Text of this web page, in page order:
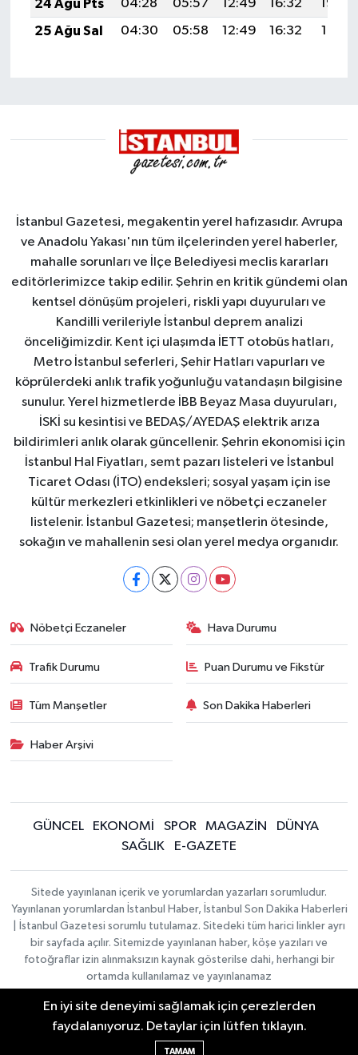
24 Ağu Pts
04:28 05:57 12:49 16:32
19:32
25 Ağu Sal
04:30 05:58 12:49 16:32 19:31
İstanbul Gazetesi, megakentin yerel hafızasıdır. Avrupa
ve Anadolu Yakası'nın tüm ilçelerinden yerel haberler,
mahalle sorunları ve İlçe Belediyesi meclis kararları
editörlerimizce takip edilir. Şehrin en kritik gündemi olan
kentsel dönüşüm projeleri, riskli yapı duyuruları ve
Kandilli verileriyle İstanbul deprem analizi
önceliğimizdir. Kent içi ulaşımda İETT otobüs hatları,
Metro İstanbul seferleri, Şehir Hatları vapurları ve
köprülerdeki anlık trafik yoğunluğu vatandaşın bilgisine
sunulur. Yerel hizmetlerde İBB Beyaz Masa duyuruları,
İSKİ su kesintisi ve BEDAŞ/AYEDAŞ elektrik arıza
bildirimleri anlık olarak güncellenir. Şehrin ekonomisi için
İstanbul Hal Fiyatları, semt pazarı listeleri ve İstanbul
Ticaret Odası (İTO) endeksleri; sosyal yaşam için ise
kültür merkezleri etkinlikleri ve nöbetçi eczaneler
listelenir. İstanbul Gazetesi; manşetlerin ötesinde,
sokağın ve mahallenin sesi olan yerel medya organıdır.
Nöbetçi Eczaneler Hava Durumu
Trafik Durumu Puan Durumu ve Fikstür
Tüm Manşetler Son Dakika Haberleri
Haber Arşivi
GÜNCEL EKONOMİ SPOR MAGAZİN
DÜNYA
SAĞLIK
E-GAZETE
Sitede yayınlanan içerik ve yorumlardan yazarları sorumludur.
Yayınlanan yorumlardan İstanbul Haber, İstanbul Son Dakika Haberleri
| İstanbul Gazetesi sorumlu tutulamaz. Sitedeki tüm harici linkler ayrı
bir sayfada açılır. Sitemizde yayınlanan haber, köşe yazıları ve
fotoğraflar izin alınmaksızın kaynak gösterilse dahi, herhangi bir
ortamda kullanılamaz ve yayınlanamaz
İletişim
Künye
Haber Yazılımı:TE Bilişim|
Copyright © 2026
En iyi site deneyimi sağlamak için çerezlerden
faydalanıyoruz. Detaylar için lütfen tıklayın.
TAMAM